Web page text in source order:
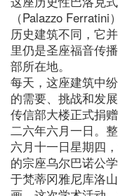
（Palazzo
历史建筑不同，它
里仍是圣座福音传
部所在地。
每天，这座建筑中
的需要、挑战和发
传信部大楼正式捐
二六年六月一日。
六月十一日星期四
的宗座乌尔巴诺公
于梵蒂冈雅尼库洛